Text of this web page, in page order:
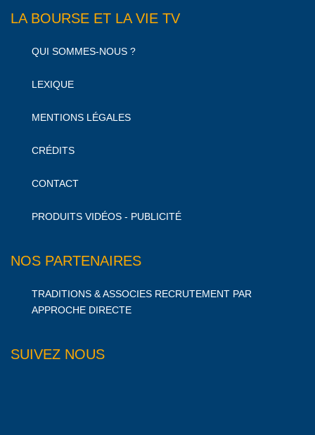
LA BOURSE ET LA VIE TV
QUI SOMMES-NOUS ?
LEXIQUE
MENTIONS LÉGALES
CRÉDITS
CONTACT
PRODUITS VIDÉOS - PUBLICITÉ
NOS PARTENAIRES
TRADITIONS & ASSOCIES RECRUTEMENT PAR
APPROCHE DIRECTE
SUIVEZ NOUS